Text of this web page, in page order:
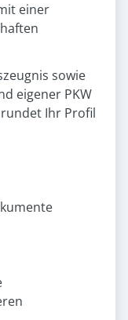
einer
sowie
eigener PKW
Ihr Profil